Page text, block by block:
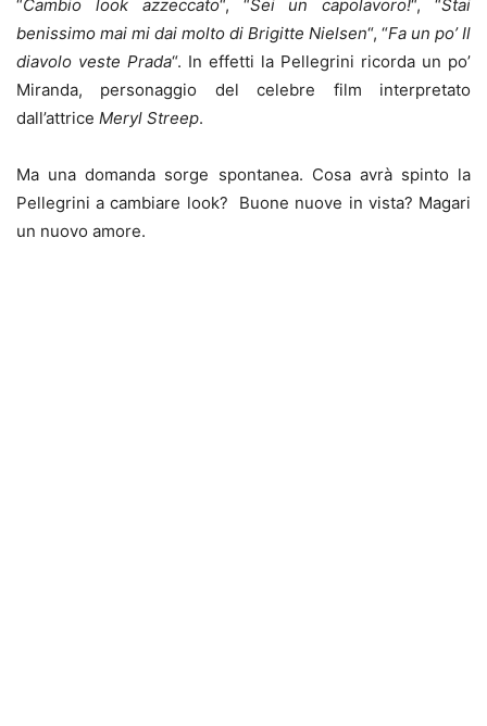
“Cambio look azzeccato“, “Sei un capolavoro!“, “Stai
benissimo mai mi dai molto di Brigitte Nielsen“, “Fa un po’ Il
diavolo veste Prada“. In effetti la Pellegrini ricorda un po’
Miranda, personaggio del celebre film interpretato
dall’attrice Meryl Streep.
Ma una domanda sorge spontanea. Cosa avrà spinto la
Pellegrini a cambiare look? Buone nuove in vista? Magari
un nuovo amore.